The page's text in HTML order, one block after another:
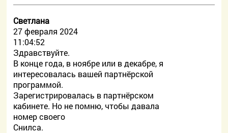
Светлана
27 февраля 2024
11:04:52
Здравствуйте.
В конце года, в ноябре или в декабре, я
интересовалась вашей партнёрской
программой.
Зарегистрировалась в партнёрском
кабинете. Но не помню, чтобы давала
номер своего
Снилса.